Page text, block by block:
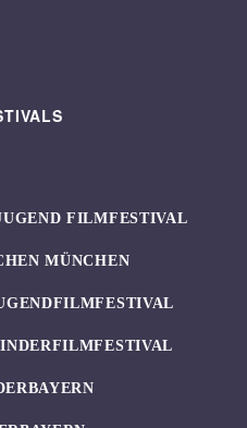
FILMFESTIVAL
MÜNCHEN